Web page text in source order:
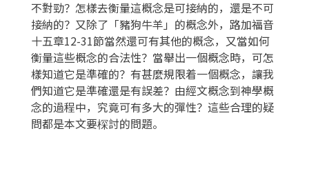
不對勁？怎樣去衡量這概念是可接納的，還是不可
接納的？又除了「豬狗牛羊」的概念外，路加福音
十五章12-31節當然還可有其他的概念，又當如何
衡量這些概念的合法性？當舉出一個概念時，可怎
樣知道它是準確的？有甚麼規限着一個概念，讓我
們知道它是準確還是有誤差？由經文概念到神學概
念的過程中，究竟可有多大的彈性？這些合理的疑
問都是本文要棎討的問題。